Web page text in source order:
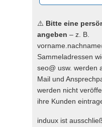
⚠️ Bitte eine
angeben – z. B.
Sammeladressen
seo@ usw. werden
Mail und
werden nicht
ihre Kunden
induux ist